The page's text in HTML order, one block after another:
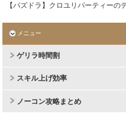
【パズドラ】クロユリパーティーの
メニュー
ゲリラ時間割
スキル上げ効率
ノーコン攻略まとめ